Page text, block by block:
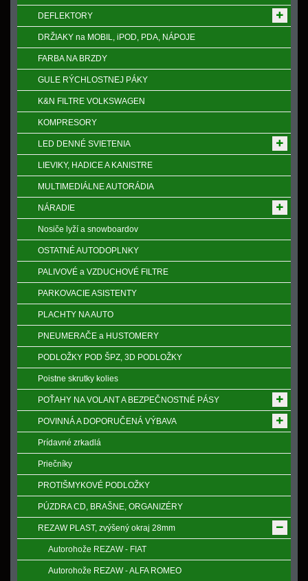
DEFLEKTORY
DRŽIAKY na MOBIL, iPOD, PDA, NÁPOJE
FARBA NA BRZDY
GULE RÝCHLOSTNEJ PÁKY
K&N FILTRE VOLKSWAGEN
KOMPRESORY
LED DENNÉ SVIETENIA
LIEVIKY, HADICE A KANISTRE
MULTIMEDIÁLNE AUTORÁDIA
NÁRADIE
Nosiče lyží a snowboardov
OSTATNÉ AUTODOPLNKY
PALIVOVÉ a VZDUCHOVÉ FILTRE
PARKOVACIE ASISTENTY
PLACHTY NA AUTO
PNEUMERAČE a HUSTOMERY
PODLOŽKY POD ŠPZ, 3D PODLOŽKY
Poistne skrutky kolies
POŤAHY NA VOLANT A BEZPEČNOSTNÉ PÁSY
POVINNÁ A DOPORUČENÁ VÝBAVA
Prídavné zrkadlá
Priečníky
PROTIŠMYKOVÉ PODLOŽKY
PÚZDRA CD, BRAŠNE, ORGANIZÉRY
REZAW PLAST, zvýšený okraj 28mm
Autorohože REZAW - FIAT
Autorohože REZAW - ALFA ROMEO